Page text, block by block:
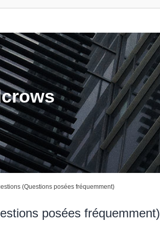
(Questions posées fréquemment)
posées fréquemment)